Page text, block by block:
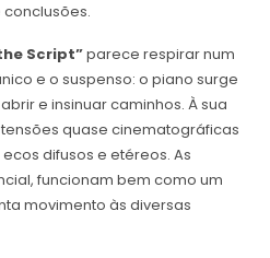
Script”parece respirar num
e o suspenso: o piano surge
e insinuar caminhos. À sua
quase cinematográficas
difusos e etéreos. As
funcionam bem como um
movimento às diversas